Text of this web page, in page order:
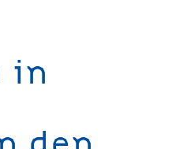
in
den